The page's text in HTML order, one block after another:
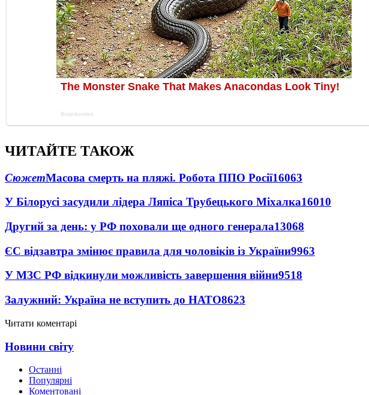
ЧИТАЙТЕ ТАКОЖ
СюжетМасова смерть на пляжі. Робота ППО Росії16063
У Білорусі засудили лідера Ляпіса Трубецького Міхалка16010
Другий за день: у РФ поховали ще одного генерала13068
ЄС відзавтра змінює правила для чоловіків із України9963
У МЗС РФ відкинули можливість завершення війни9518
Залужний: Україна не вступить до НАТО8623
Читати коментарі
Новини світу
Останні
Популярні
Коментовані